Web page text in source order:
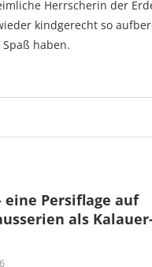
Herrscherin der
kindgerecht so
haben.
eine Persiflage auf
als